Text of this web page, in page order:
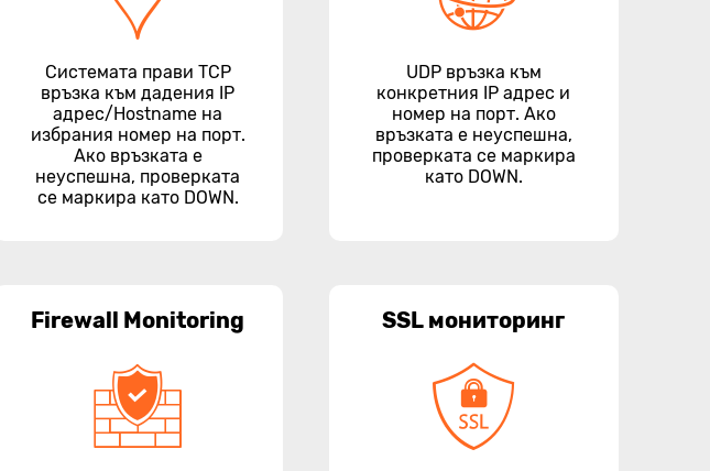
Системата прави TCP
връзка към дадения IP
адрес/Hostname на
избрания номер на порт.
Ако връзката е
неуспешна, проверката
се маркира като DOWN.
UDP връзка към
конкретния IP адрес и
номер на порт. Ако
връзката е неуспешна,
проверката се маркира
като DOWN.
Firewall Monitoring SSL мониторинг